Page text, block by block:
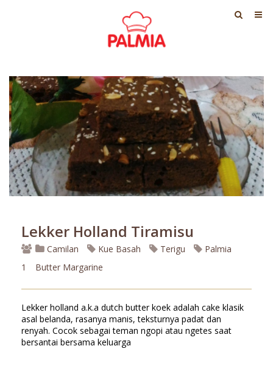
Lekker Holland Tiramisu
1
Camilan Kue Basah Terigu
Palmia
Butter Margarine
Lekker holland a.k.a dutch butter koek adalah cake klasik
asal belanda, rasanya manis, teksturnya padat dan
renyah. Cocok sebagai teman ngopi atau ngetes saat
bersantai bersama keluarga